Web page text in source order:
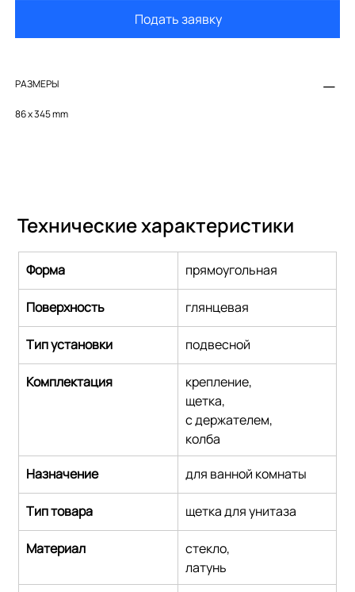
Подать заявку
РАЗМЕРЫ
86 x 345 mm
Технические характеристики
Форма прямоугольная
Поверхность глянцевая
Тип установки подвесной
Комплектация
крепление,
щетка,
с держателем,
колба
Назначение
для ванной комнаты
Тип товара щетка для унитаза
Материал
стекло,
латунь